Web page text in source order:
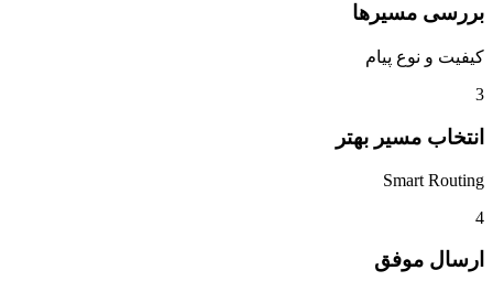
بررسی مسیرها
کیفیت و نوع پیام
3
انتخاب مسیر بهتر
Smart Routing
4
ارسال موفق